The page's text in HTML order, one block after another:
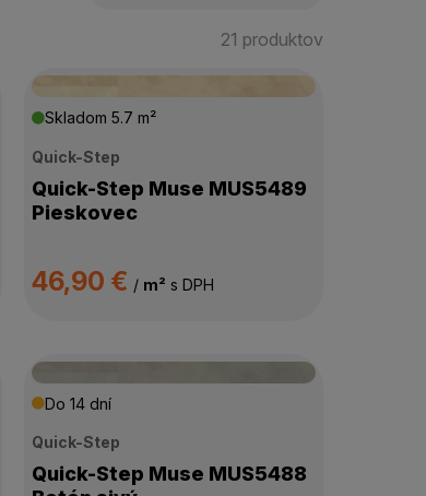
21 produktov
Skladom 5.7 m²
Quick-Step
Quick-Step Muse MUS5489
Pieskovec
46,90 € / m² s DPH
Do 14 dní
Quick-Step
Quick-Step Muse MUS5488